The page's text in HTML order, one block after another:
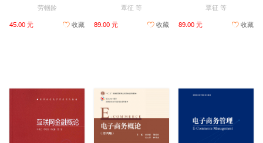
劳帼龄
45.00 元
收藏
覃征 等
89.00 元
收藏
覃征 等
89.00 元
收藏